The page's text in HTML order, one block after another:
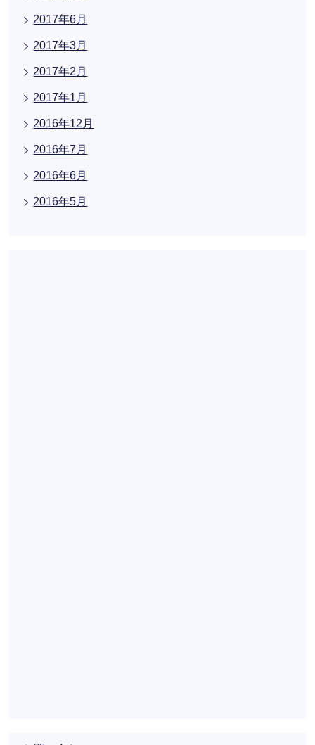
2017年6月
2017年3月
2017年2月
2017年1月
2016年12月
2016年7月
2016年6月
2016年5月